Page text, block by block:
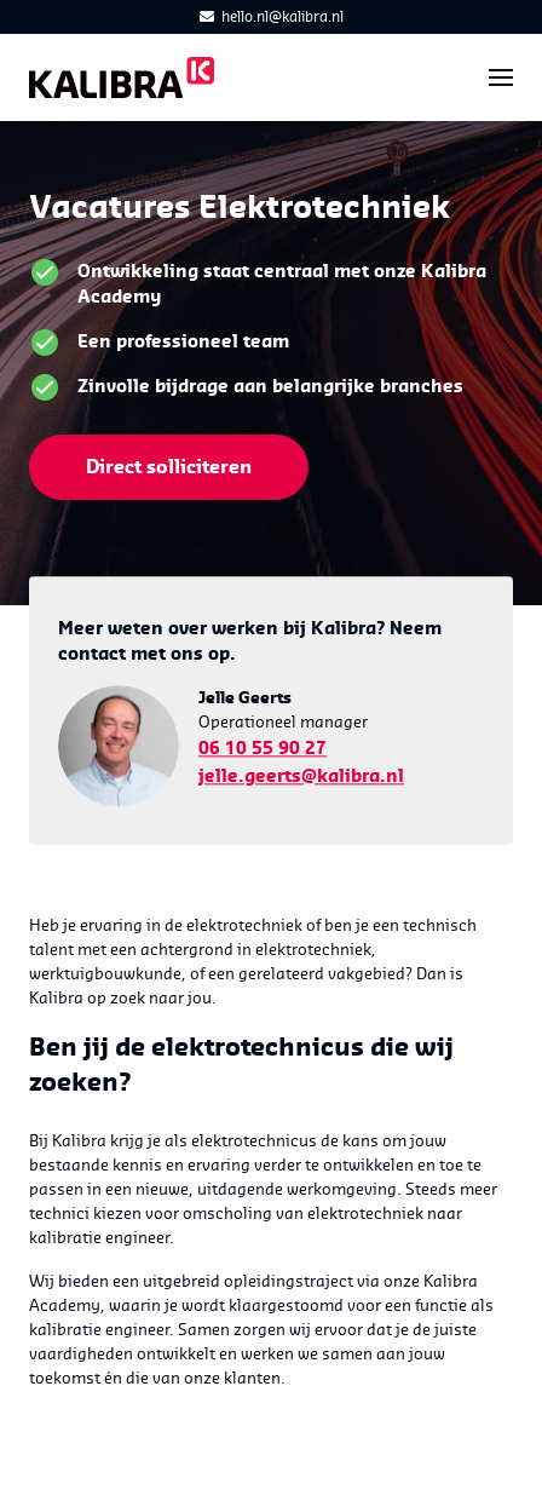
hello.nl@kalibra.nl
Vacatures Elektrotechniek
Ontwikkeling staat centraal met onze Kalibra
Academy
Een professioneel team
Zinvolle bijdrage aan belangrijke branches
Direct solliciteren
Meer weten over werken bij Kalibra? Neem
contact met ons op.
Jelle Geerts
Operationeel manager
06 10 55 90 27
jelle.geerts@kalibra.nl
Heb je ervaring in de elektrotechniek of ben je een technisch
talent met een achtergrond in elektrotechniek,
werktuigbouwkunde, of een gerelateerd vakgebied? Dan is
Kalibra op zoek naar jou.
Ben jij de elektrotechnicus die wij
zoeken?
Bij Kalibra krijg je als elektrotechnicus de kans om jouw
bestaande kennis en ervaring verder te ontwikkelen en toe te
passen in een nieuwe, uitdagende werkomgeving. Steeds meer
technici kiezen voor omscholing van elektrotechniek naar
kalibratie engineer.
Wij bieden een uitgebreid opleidingstraject via onze Kalibra
Academy, waarin je wordt klaargestoomd voor een functie als
kalibratie engineer. Samen zorgen wij ervoor dat je de juiste
vaardigheden ontwikkelt en werken we samen aan jouw
toekomst én die van onze klanten.